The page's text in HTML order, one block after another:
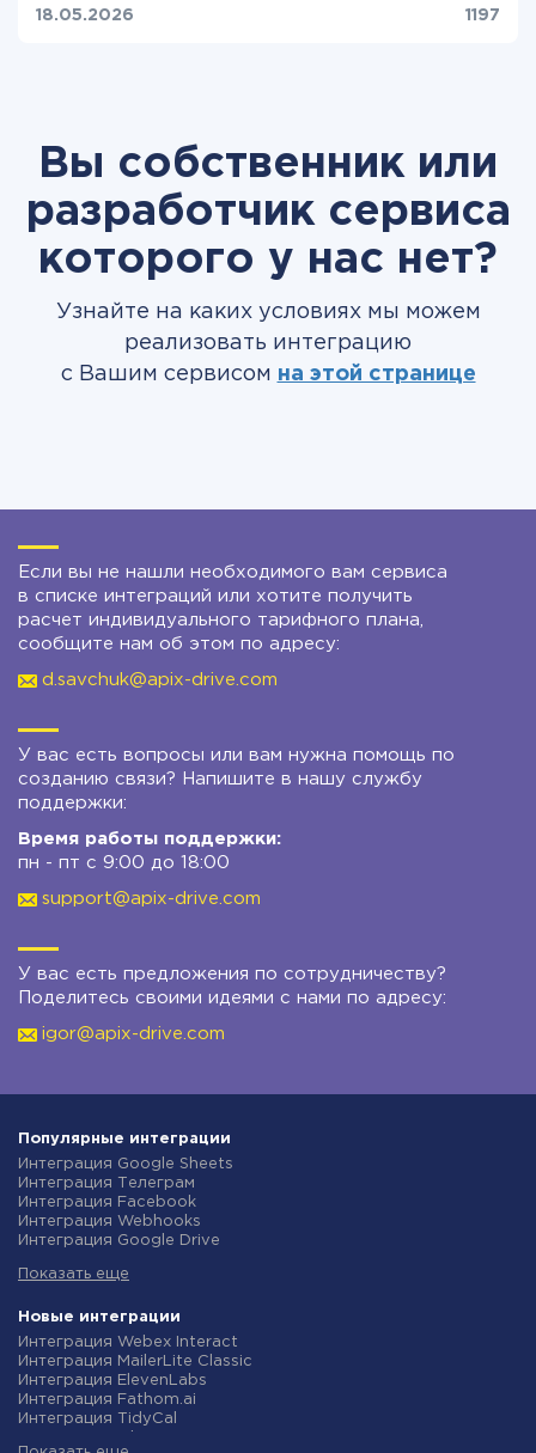
18.05.2026 1197
Вы собственник или
разработчик сервиса
которого у нас нет?
Узнайте на каких условиях мы можем
реализовать интеграцию
с Вашим сервисом на этой странице
Если вы не нашли необходимого вам сервиса
в списке интеграций или хотите получить
расчет индивидуального тарифного плана,
сообщите нам об этом по адресу:
d.savchuk@apix-drive.com
У вас есть вопросы или вам нужна помощь по
созданию связи? Напишите в нашу службу
поддержки:
Время работы поддержки:
пн - пт с 9:00 до 18:00
support@apix-drive.com
У вас есть предложения по сотрудничеству?
Поделитесь своими идеями с нами по адресу:
igor@apix-drive.com
Популярные интеграции
Интеграция Google Sheets
Интеграция Телеграм
Интеграция Facebook
Интеграция Webhooks
Интеграция Google Drive
Интеграция Gmail
Интеграция Новая Почта
Интеграция Binotel
Интеграция OpenAI (ChatGPT)
Интеграция Prom
Интеграция Приват24
Интеграция OLX
Интеграция TurboSMS
Показать еще
Новые интеграции
Интеграция Webex Interact
Интеграция MailerLite Classic
Интеграция ElevenLabs
Интеграция Fathom.ai
Интеграция TidyCal